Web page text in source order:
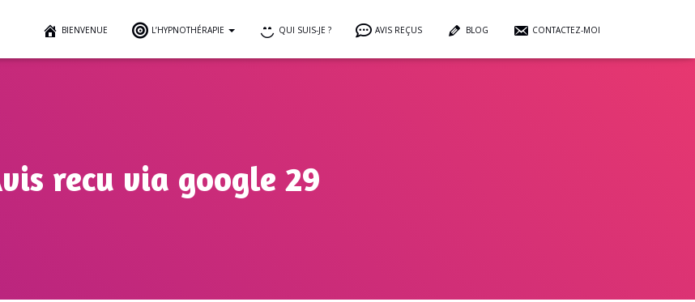
BIENVENUE L’HYPNOTHÉRAPIE QUI SUIS-JE ? AVIS REÇUS BLOG CONTACTEZ-MOI
recu via google 29